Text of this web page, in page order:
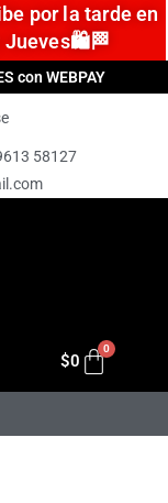
por la tarde en
Jueves🛍️🏁
con WEBPAY
58127
$0